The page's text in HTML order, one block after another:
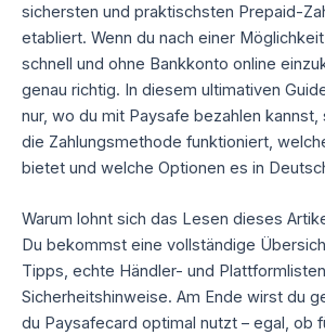
sichersten und praktischsten Prepaid-
etabliert. Wenn du nach einer
schnell und ohne Bankkonto online
genau richtig. In diesem ultimativen
nur, wo du mit Paysafe bezahlen kannst,
die Zahlungsmethode funktioniert,
bietet und welche Optionen es in
Warum lohnt sich das Lesen dieses
Du bekommst eine vollständige
Tipps, echte Händler- und
Sicherheitshinweise. Am Ende wirst du
du Paysafecard optimal nutzt – egal, ob